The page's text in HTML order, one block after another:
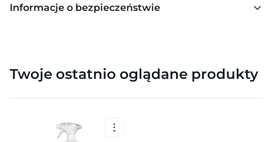
Informacje o bezpieczeństwie
Twoje ostatnio oglądane produkty